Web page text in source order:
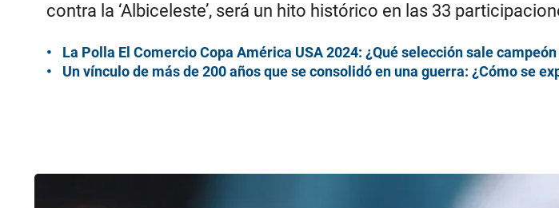
contra la ‘Albiceleste’, será un hito histórico en las 33
La Polla El Comercio Copa América USA 2024: ¿Qué selección sale
Un vínculo de más de 200 años que se consolidó en una guerra: ¿Cómo se